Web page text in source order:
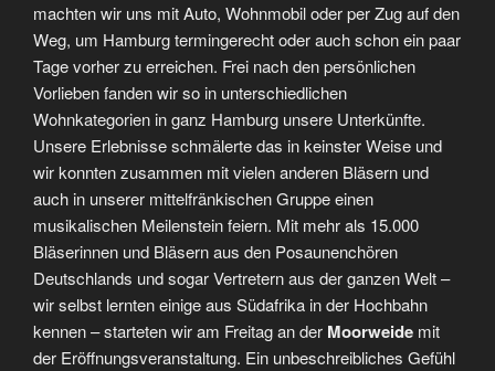
machten wir uns mit Auto, Wohnmobil oder per Zug auf den
Weg, um Hamburg termingerecht oder auch schon ein paar
Tage vorher zu erreichen. Frei nach den persönlichen
Vorlieben fanden wir so in unterschiedlichen
Wohnkategorien in ganz Hamburg unsere Unterkünfte.
Unsere Erlebnisse schmälerte das in keinster Weise und
wir konnten zusammen mit vielen anderen Bläsern und
auch in unserer mittelfränkischen Gruppe einen
musikalischen Meilenstein feiern. Mit mehr als 15.000
Bläserinnen und Bläsern aus den Posaunenchören
Deutschlands und sogar Vertretern aus der ganzen Welt –
wir selbst lernten einige aus Südafrika in der Hochbahn
kennen – starteten wir am Freitag an der Moorweide mit
der Eröffnungsveranstaltung. Ein unbeschreibliches Gefühl